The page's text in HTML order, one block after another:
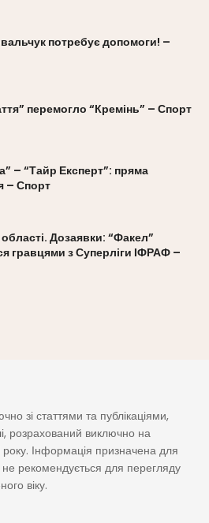
потребує допомоги! –
перемогло “Кремінь” – Спорт
– “Тайр Експерт”: пряма
– Спорт
Дозаявки: “Факел”
гравцями з Суперліги ІФРАФ –
зі статтями та публікаціями,
розрахований виключно на
року. Інформація призначена для
не рекомендується для перегляду
віку.